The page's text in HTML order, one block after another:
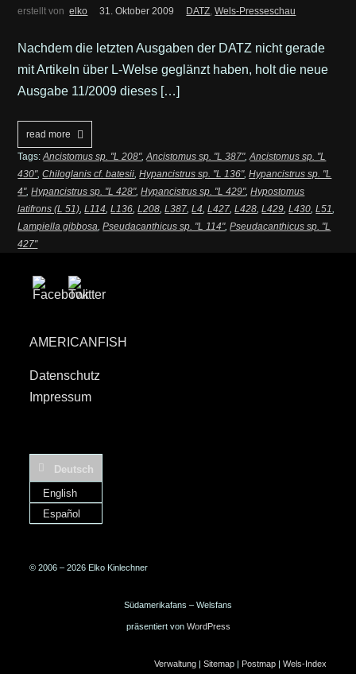
erstellt von elko 31. Oktober 2009 DATZ,Wels-Presseschau
Nachdem die letzten Ausgaben der DATZ nicht gerade
mit Artikeln über L-Welse geglänzt haben, holt die neue
Ausgabe 11/2009 dieses […]
read more
Tags:Ancistomus sp. "L 208",Ancistomus sp. "L 387",Ancistomus sp. "L
430",Chiloglanis cf. batesii,Hypancistrus sp. "L 136",Hypancistrus sp. "L
4",Hypancistrus sp. "L 428",Hypancistrus sp. "L 429",Hypostomus
latifrons (L 51),L114,L136,L208,L387,L4,L427,L428,L429,L430,L51,
Lampiella gibbosa,Pseudacanthicus sp. "L 114",Pseudacanthicus sp. "L
427"
AMERICANFISH
Datenschutz
Impressum
Deutsch
English
Español
© 2006 – 2026 Elko Kinlechner
Südamerikafans – Welsfans
präsentiert von WordPress
Verwaltung| Sitemap| Postmap| Wels-Index